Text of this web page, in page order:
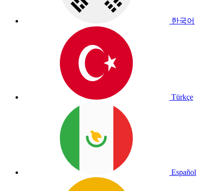
한국어
Türkçe
Español